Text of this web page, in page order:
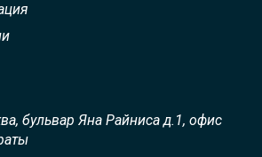
бульвар Яна Райниса д.1, офис